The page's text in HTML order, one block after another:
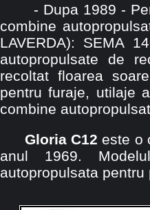
- Dupa 1989 -
combine
LAVERDA): SEMA
autopropulsate de
recoltat floarea
pentru furaje, utilaje
combine
Gloria C12 este o
anul 1969.
autopropulsata